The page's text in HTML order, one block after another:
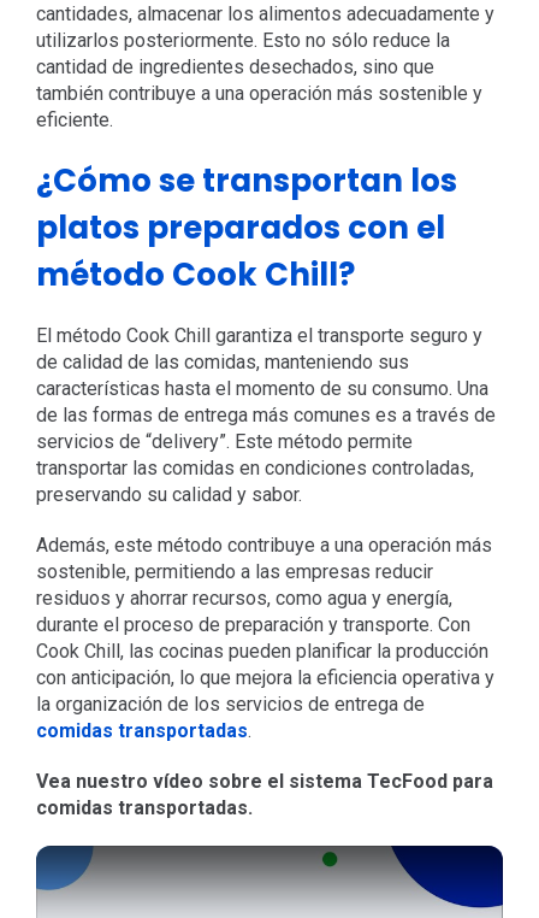
cantidades, almacenar los alimentos adecuadamente y
utilizarlos posteriormente. Esto no sólo reduce la
cantidad de ingredientes desechados, sino que
también contribuye a una operación más sostenible y
eficiente.
¿Cómo se transportan los
platos preparados con el
método Cook Chill?
El método Cook Chill garantiza el transporte seguro y
de calidad de las comidas, manteniendo sus
características hasta el momento de su consumo. Una
de las formas de entrega más comunes es a través de
servicios de “delivery”. Este método permite
transportar las comidas en condiciones controladas,
preservando su calidad y sabor.
Además, este método contribuye a una operación más
sostenible, permitiendo a las empresas reducir
residuos y ahorrar recursos, como agua y energía,
durante el proceso de preparación y transporte. Con
Cook Chill, las cocinas pueden planificar la producción
con anticipación, lo que mejora la eficiencia operativa y
la organización de los servicios de entrega de
comidas transportadas.
Vea nuestro vídeo sobre el sistema TecFood para
comidas transportadas.